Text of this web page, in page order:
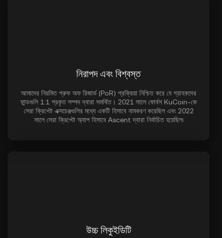
নিরাপদ এবং বিশ্বস্ত
আমাদের নিয়মিত প্রুফ অফ রিজার্ভ (PoR) প্রক্রিয়া নিশ্চিত করে যে গ্রাহকদের
ফান্ডগুলি 1:1 প্রকৃত সম্পদ দ্বারা সমর্থিত। 2021 সালে ফোর্বস KuCoin-কে
সেরা ক্রিপ্টো এক্সচেঞ্জগুলির মধ্যে একটি হিসাবে নামকরণ করেছিল এবং 2022
সালে সেরা ক্রিপ্টো অ্যাপ হিসাবে Ascent দ্বারা নির্বাচিত হয়েছিল৷
উচ্চ লিকুইডিটি